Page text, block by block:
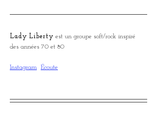
Lady Liberty est un groupe soft/rock inspiré
des années 70 et 80
Instagram Écoute